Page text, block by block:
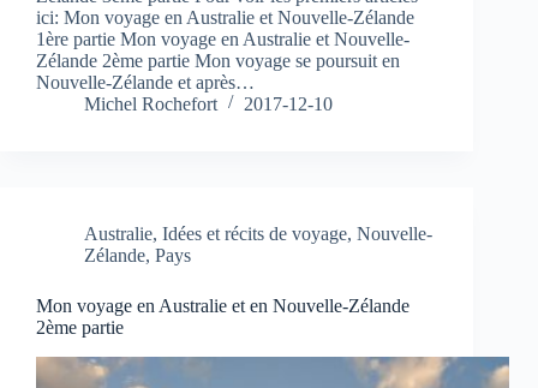
ici: Mon voyage en Australie et Nouvelle-Zélande
1ère partie Mon voyage en Australie et Nouvelle-
Zélande 2ème partie Mon voyage se poursuit en
Nouvelle-Zélande et après…
Michel Rochefort
2017-12-10
Australie, Idées et récits de voyage, Nouvelle-
Zélande, Pays
Mon voyage en Australie et en Nouvelle-Zélande
2ème partie